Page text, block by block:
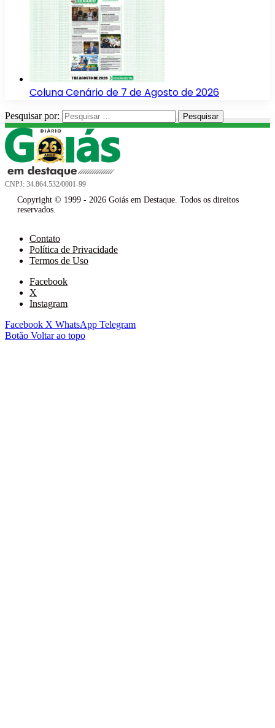
Coluna Cenário de 7 de Agosto de 2026
Pesquisar por:
CNPJ: 34.864.532/0001-99
Copyright © 1999 - 2026 Goiás em Destaque. Todos os direitos
reservados.
Contato
Política de Privacidade
Termos de Uso
Facebook
X
Instagram
Facebook X WhatsApp Telegram
Botão Voltar ao topo